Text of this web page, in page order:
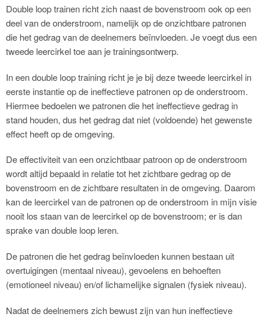
Double loop trainen richt zich naast de bovenstroom ook op een
deel van de onderstroom, namelijk op de onzichtbare patronen
die het gedrag van de deelnemers beïnvloeden. Je voegt dus een
tweede leercirkel toe aan je trainingsontwerp.
In een double loop training richt je je bij deze tweede leercirkel in
eerste instantie op de ineffectieve patronen op de onderstroom.
Hiermee bedoelen we patronen die het ineffectieve gedrag in
stand houden, dus het gedrag dat niet (voldoende) het gewenste
effect heeft op de omgeving.
De effectiviteit van een onzichtbaar patroon op de onderstroom
wordt altijd bepaald in relatie tot het zichtbare gedrag op de
bovenstroom en de zichtbare resultaten in de omgeving. Daarom
kan de leercirkel van de patronen op de onderstroom in mijn visie
nooit los staan van de leercirkel op de bovenstroom; er is dan
sprake van double loop leren.
De patronen die het gedrag beïnvloeden kunnen bestaan uit
overtuigingen (mentaal niveau), gevoelens en behoeften
(emotioneel niveau) en/of lichamelijke signalen (fysiek niveau).
Nadat de deelnemers zich bewust zijn van hun ineffectieve